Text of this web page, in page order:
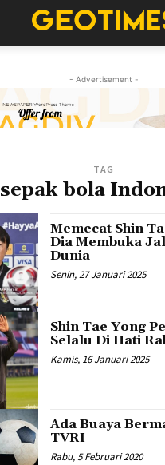
- Advertisement -
TAG
sepak bola
Memecat Shin
Dia Membuka
Dunia
Senin, 27 Januari 2025
Shin Tae Yong
Selalu Di Hati
Kamis, 16 Januari 2025
Ada Buaya
TVRI
Rabu, 5 Februari 2020